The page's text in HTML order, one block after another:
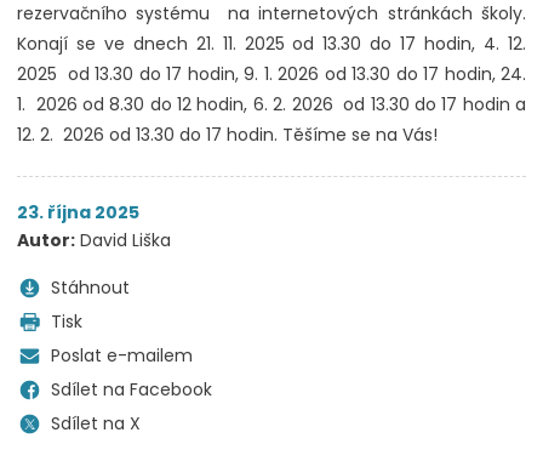
rezervačního systému na internetových stránkách školy.
Konají se ve dnech 21. 11. 2025 od 13.30 do 17 hodin, 4. 12.
2025 od 13.30 do 17 hodin, 9. 1. 2026 od 13.30 do 17 hodin, 24.
1. 2026 od 8.30 do 12 hodin, 6. 2. 2026 od 13.30 do 17 hodin a
12. 2. 2026 od 13.30 do 17 hodin. Těšíme se na Vás!
23. října 2025
Autor: David Liška
Stáhnout
Tisk
Poslat e-mailem
Sdílet na Facebook
Sdílet na X